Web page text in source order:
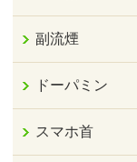
副流煙
ドーパミン
スマホ首